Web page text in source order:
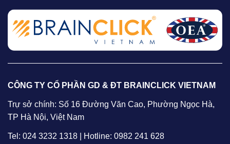
CÔNG TY CỔ PHẦN GD & ĐT BRAINCLICK VIETNAM
Trự sở chính: Số 16 Đường Văn Cao, Phường Ngọc Hà,
TP Hà Nội, Việt Nam
Tel: 024 3232 1318 | Hotline: 0982 241 628